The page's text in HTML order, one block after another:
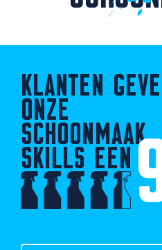
KLANTEN
ONZE
SCHOONMAAK
SKILLS EEN